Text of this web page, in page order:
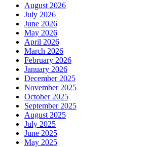
August 2026
July 2026
June 2026
May 2026
April 2026
March 2026
February 2026
January 2026
December 2025
November 2025
October 2025
September 2025
August 2025
July 2025
June 2025
May 2025